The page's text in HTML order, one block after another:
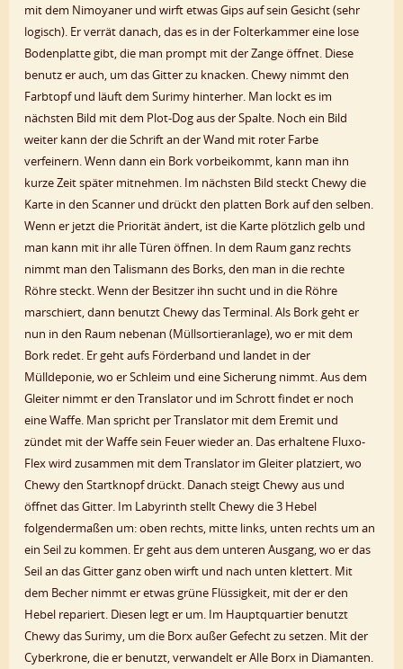
mit dem Nimoyaner und wirft etwas Gips auf sein Gesicht (sehr
logisch). Er verrät danach, das es in der Folterkammer eine lose
Bodenplatte gibt, die man prompt mit der Zange öffnet. Diese
benutz er auch, um das Gitter zu knacken. Chewy nimmt den
Farbtopf und läuft dem Surimy hinterher. Man lockt es im
nächsten Bild mit dem Plot-Dog aus der Spalte. Noch ein Bild
weiter kann der die Schrift an der Wand mit roter Farbe
verfeinern. Wenn dann ein Bork vorbeikommt, kann man ihn
kurze Zeit später mitnehmen. Im nächsten Bild steckt Chewy die
Karte in den Scanner und drückt den platten Bork auf den selben.
Wenn er jetzt die Priorität ändert, ist die Karte plötzlich gelb und
man kann mit ihr alle Türen öffnen. In dem Raum ganz rechts
nimmt man den Talismann des Borks, den man in die rechte
Röhre steckt. Wenn der Besitzer ihn sucht und in die Röhre
marschiert, dann benutzt Chewy das Terminal. Als Bork geht er
nun in den Raum nebenan (Müllsortieranlage), wo er mit dem
Bork redet. Er geht aufs Förderband und landet in der
Mülldeponie, wo er Schleim und eine Sicherung nimmt. Aus dem
Gleiter nimmt er den Translator und im Schrott findet er noch
eine Waffe. Man spricht per Translator mit dem Eremit und
zündet mit der Waffe sein Feuer wieder an. Das erhaltene Fluxo-
Flex wird zusammen mit dem Translator im Gleiter platziert, wo
Chewy den Startknopf drückt. Danach steigt Chewy aus und
öffnet das Gitter. Im Labyrinth stellt Chewy die 3 Hebel
folgendermaßen um: oben rechts, mitte links, unten rechts um an
ein Seil zu kommen. Er geht aus dem unteren Ausgang, wo er das
Seil an das Gitter ganz oben wirft und nach unten klettert. Mit
dem Becher nimmt er etwas grüne Flüssigkeit, mit der er den
Hebel repariert. Diesen legt er um. Im Hauptquartier benutzt
Chewy das Surimy, um die Borx außer Gefecht zu setzen. Mit der
Cyberkrone, die er benutzt, verwandelt er Alle Borx in Diamanten.